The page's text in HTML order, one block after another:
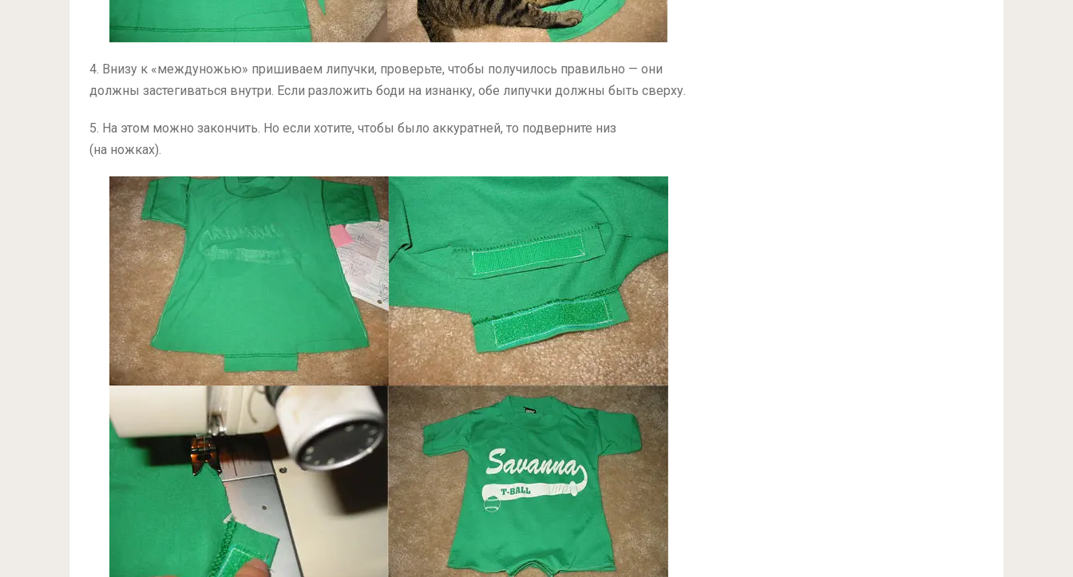
4. Внизу к «междуножью» пришиваем липучки, проверьте, чтобы получилось правильно — они
должны застегиваться внутри. Если разложить боди на изнанку, обе липучки должны быть сверху.
5. На этом можно закончить. Но если хотите, чтобы было аккуратней, то подверните низ
(на ножках).